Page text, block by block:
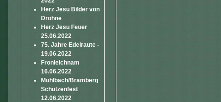
Herz Jesu Bilder von
Drohne
Herz Jesu Feuer
25.06.2022
75. Jahre Edelraute -
19.06.2022
Fronleichnam
16.06.2022
Mühlbach/Bramberg
Schützenfest
12.06.2022